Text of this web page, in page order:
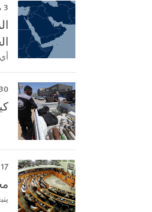
3 مايو/أيار 2023
30 نوفمبر/تشرين الثاني 2022
17 فبراير/شباط 2022